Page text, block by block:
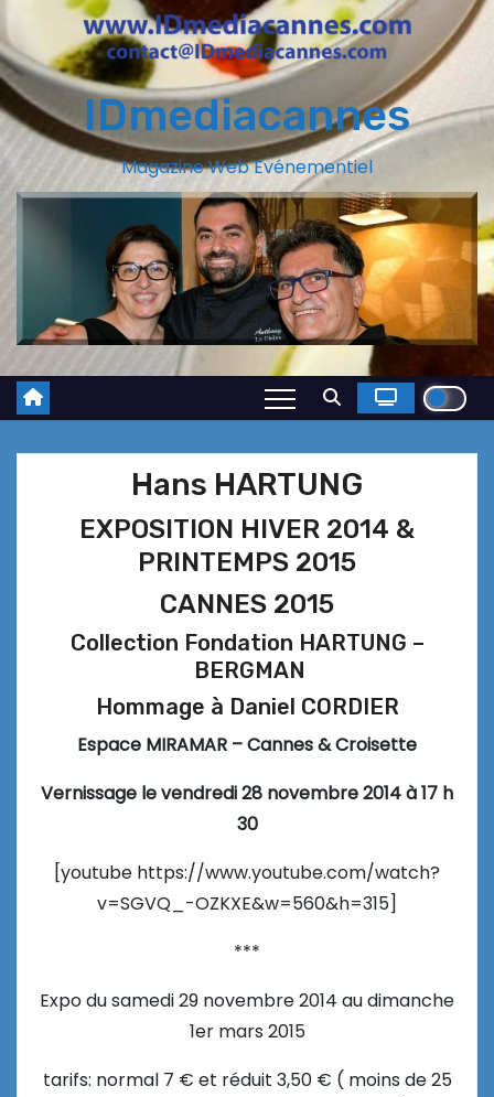
IDmediacannes
Magazine Web Evénementiel
Hans HARTUNG
EXPOSITION HIVER 2014 &
PRINTEMPS 2015
CANNES 2015
Collection Fondation HARTUNG –
BERGMAN
Hommage à Daniel CORDIER
Espace MIRAMAR – Cannes & Croisette
Vernissage le vendredi 28 novembre 2014 à 17 h
30
[youtube https://www.youtube.com/watch?
v=SGVQ_-OZKXE&w=560&h=315]
***
Expo du samedi 29 novembre 2014 au dimanche
1er mars 2015
tarifs: normal 7 € et réduit 3,50 € ( moins de 25